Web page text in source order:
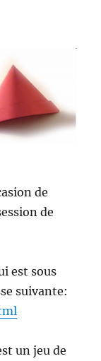
de
de
est sous
suivante:
un jeu de